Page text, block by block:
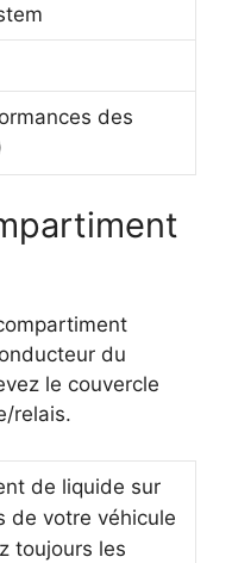
des
du
le couvercle
relais.
de liquide sur
de votre véhicule
toujours les